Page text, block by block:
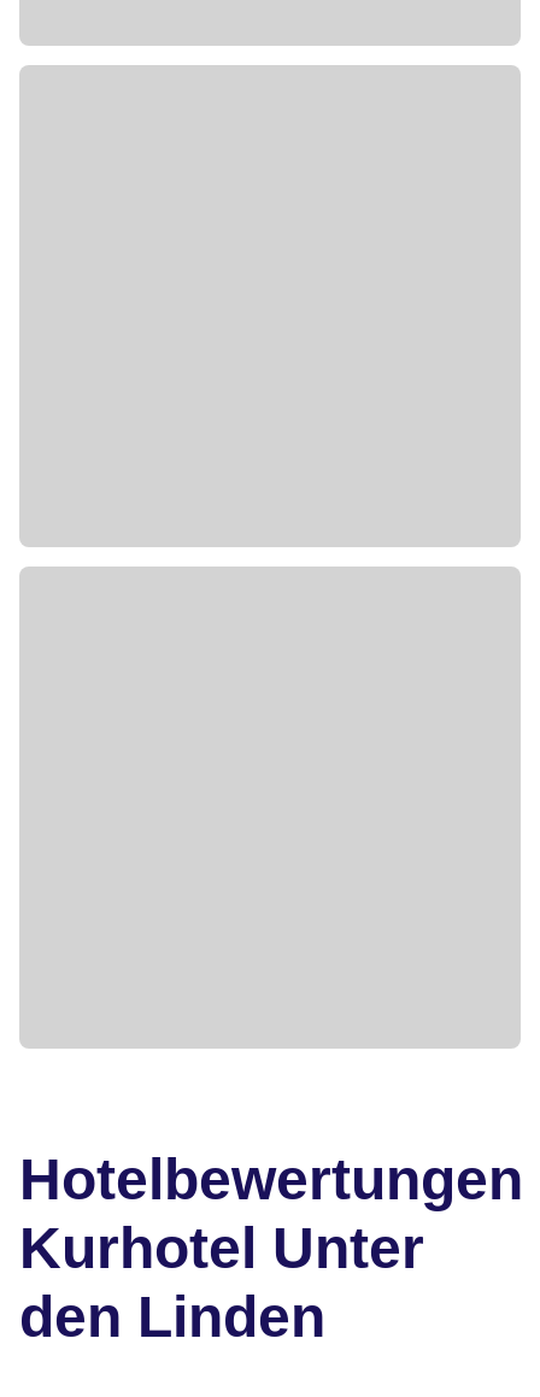
Hotelbewertungen
Kurhotel Unter
den Linden